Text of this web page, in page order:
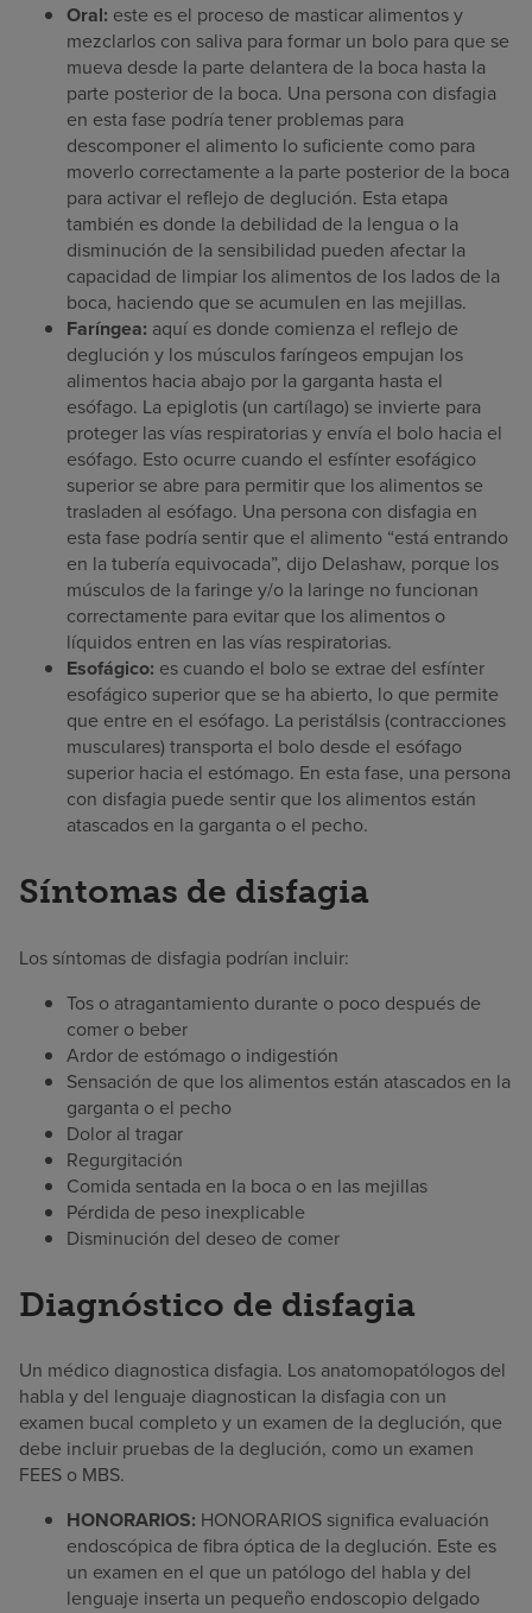
Oral: este es el proceso de masticar alimentos y
mezclarlos con saliva para formar un bolo para que se
mueva desde la parte delantera de la boca hasta la
parte posterior de la boca. Una persona con disfagia
en esta fase podría tener problemas para
descomponer el alimento lo suficiente como para
moverlo correctamente a la parte posterior de la boca
para activar el reflejo de deglución. Esta etapa
también es donde la debilidad de la lengua o la
disminución de la sensibilidad pueden afectar la
capacidad de limpiar los alimentos de los lados de la
boca, haciendo que se acumulen en las mejillas.
Faríngea: aquí es donde comienza el reflejo de
deglución y los músculos faríngeos empujan los
alimentos hacia abajo por la garganta hasta el
esófago. La epiglotis (un cartílago) se invierte para
proteger las vías respiratorias y envía el bolo hacia el
esófago. Esto ocurre cuando el esfínter esofágico
superior se abre para permitir que los alimentos se
trasladen al esófago. Una persona con disfagia en
esta fase podría sentir que el alimento “está entrando
en la tubería equivocada”, dijo Delashaw, porque los
músculos de la faringe y/o la laringe no funcionan
correctamente para evitar que los alimentos o
líquidos entren en las vías respiratorias.
Esofágico: es cuando el bolo se extrae del esfínter
esofágico superior que se ha abierto, lo que permite
que entre en el esófago. La peristálsis (contracciones
musculares) transporta el bolo desde el esófago
superior hacia el estómago. En esta fase, una persona
con disfagia puede sentir que los alimentos están
atascados en la garganta o el pecho.
Síntomas de disfagia
Los síntomas de disfagia podrían incluir:
Tos o atragantamiento durante o poco después de
comer o beber
Ardor de estómago o indigestión
Sensación de que los alimentos están atascados en la
garganta o el pecho
Dolor al tragar
Regurgitación
Comida sentada en la boca o en las mejillas
Pérdida de peso inexplicable
Disminución del deseo de comer
Diagnóstico de disfagia
Un médico diagnostica disfagia. Los anatomopatólogos del
habla y del lenguaje diagnostican la disfagia con un
examen bucal completo y un examen de la deglución, que
debe incluir pruebas de la deglución, como un examen
FEES o MBS.
HONORARIOS: HONORARIOS significa evaluación
endoscópica de fibra óptica de la deglución. Este es
un examen en el que un patólogo del habla y del
lenguaje inserta un pequeño endoscopio delgado